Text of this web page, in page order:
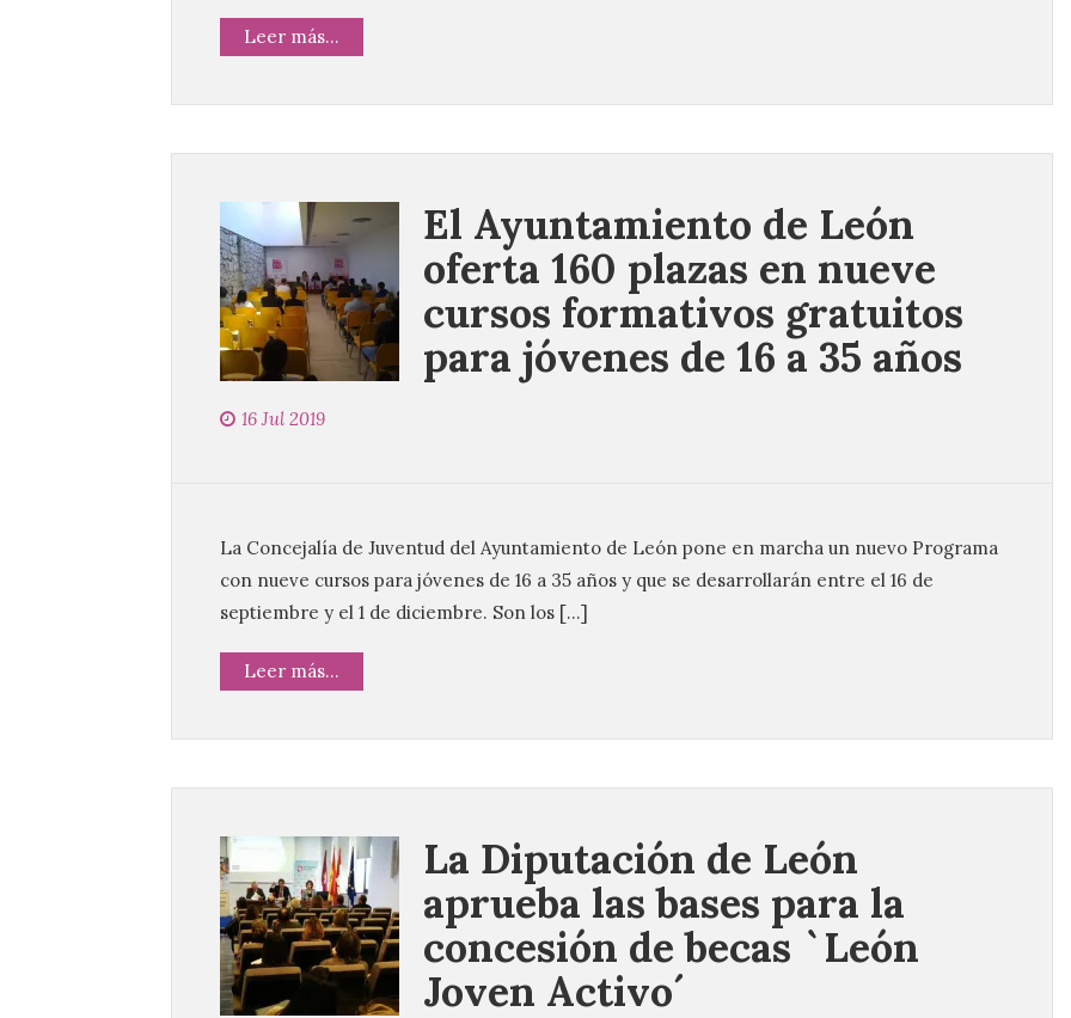
Leer más...
El Ayuntamiento de León
oferta 160 plazas en nueve
cursos formativos gratuitos
para jóvenes de 16 a 35 años
16 Jul 2019
La Concejalía de Juventud del Ayuntamiento de León pone en marcha un nuevo Programa
con nueve cursos para jóvenes de 16 a 35 años y que se desarrollarán entre el 16 de
septiembre y el 1 de diciembre. Son los […]
Leer más...
La Diputación de León
aprueba las bases para la
concesión de becas `León
Joven Activo´